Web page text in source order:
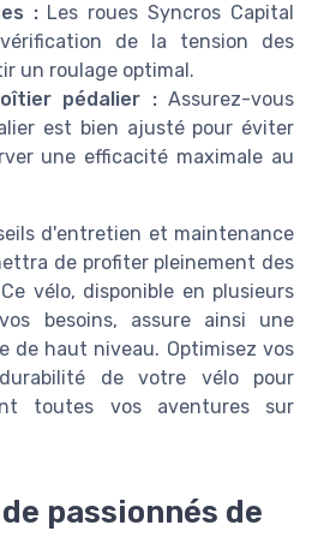
:Les roues Syncros Capital
de la tension des
un roulage optimal.
pédalier :Assurez-vous
est bien ajusté pour éviter
une efficacité maximale au
d'entretien et maintenance
de profiter pleinement des
vélo, disponible en plusieurs
besoins, assure ainsi une
de haut niveau. Optimisez vos
de votre vélo pour
toutes vos aventures sur
passionnés de